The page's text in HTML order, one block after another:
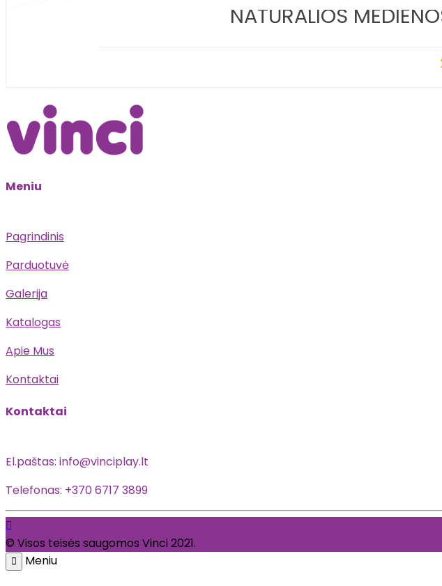
NATŪRALIOS
Meniu
Pagrindinis
Parduotuvė
Galerija
Katalogas
Apie Mus
Kontaktai
Kontaktai
El.paštas: info@vinciplay.lt
Telefonas: +370 6717 3899
© Visos teisės saugomos Vinci 2021.
Meniu